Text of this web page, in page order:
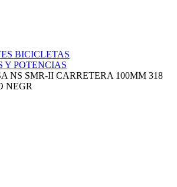
BICICLETAS
Y POTENCIAS
NS SMR-II CARRETERA 100MM 318
NEGR